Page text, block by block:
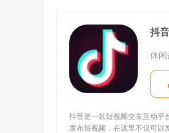
抖
休
抖音是一款短视频交友互动平
发布短视频，在这里不仅可以